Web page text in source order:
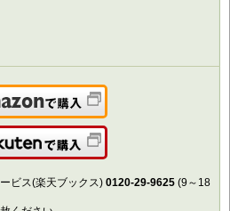
Amazonで購入
楽天で購入
ビス(楽天ブックス) 0120-29-9625 (9～18